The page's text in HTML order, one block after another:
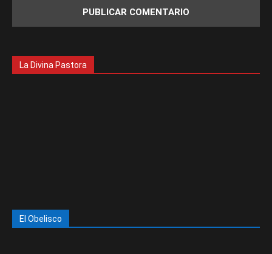
La Divina Pastora
El Obelisco